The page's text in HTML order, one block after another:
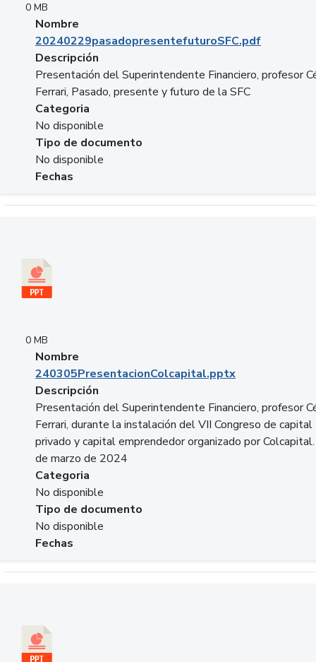
0 MB
Nombre
20240229pasadopresentefuturoSFC.pdf
Descripción
Presentación del Superintendente Financiero, profesor
Ferrari, Pasado, presente y futuro de la SFC
Categoria
No disponible
Tipo de documento
No disponible
Fechas
0 MB
Nombre
240305PresentacionColcapital.pptx
Descripción
Presentación del Superintendente Financiero, profesor
Ferrari, durante la instalación del VII Congreso de capital
privado y capital emprendedor organizado por
de marzo de 2024
Categoria
No disponible
Tipo de documento
No disponible
Fechas